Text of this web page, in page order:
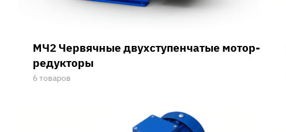
МЧ2 Червячные двухступенчатые мотор-
редукторы
6 товаров